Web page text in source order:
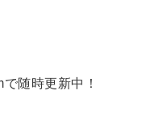
随時更新中！